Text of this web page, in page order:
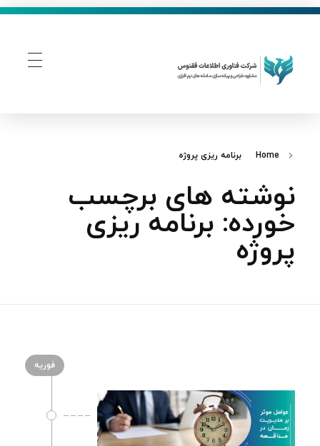
Home برنامه ریزی پروژه
نوشته های برچسب
خورده: برنامه ریزی
پروژه
فوریه